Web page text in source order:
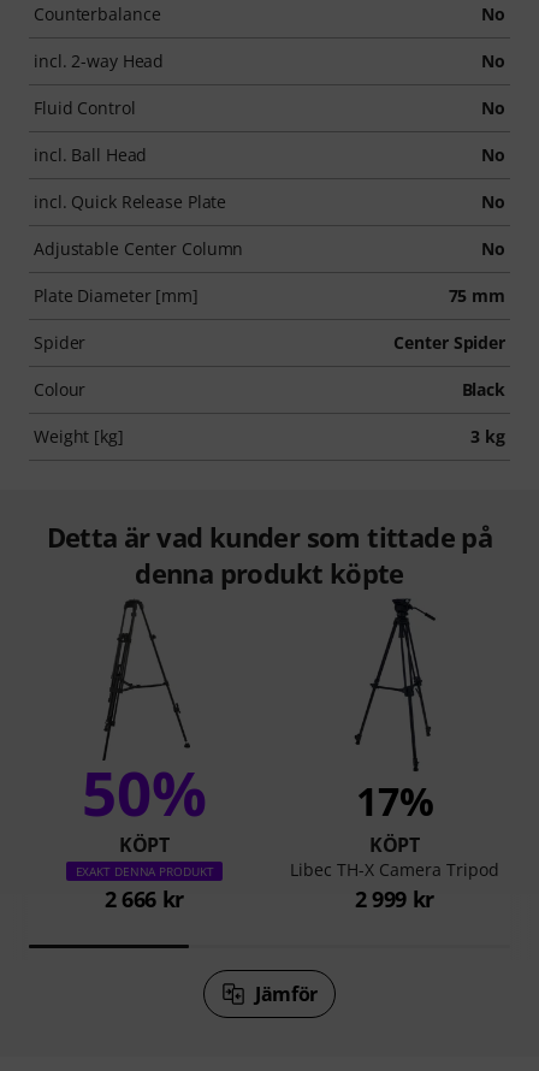
Counterbalance No
incl. 2-way Head No
Fluid Control No
incl. Ball Head No
incl. Quick Release Plate No
Adjustable Center Column No
Plate Diameter [mm] 75 mm
Spider Center Spider
Colour Black
Weight [kg] 3 kg
Detta är vad kunder som tittade på
denna produkt köpte
50%
KÖPT
EXAKT DENNA PRODUKT
2 666 kr
17%
KÖPT
Libec TH-X Camera Tripod
2 999 kr
Jämför